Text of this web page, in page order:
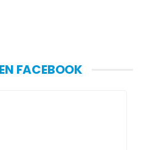
FACEBOOK